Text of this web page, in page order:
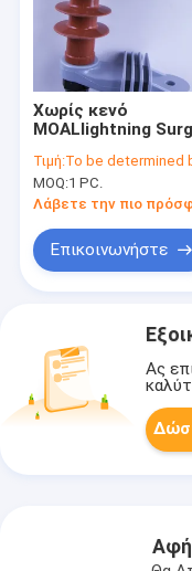
Χωρίς κενό
MOALlightning
εργοστάσιο
ενέργειας YH5WZ-
15/40.5
Τιμή:To be determined by type and
MOQ:1 PC.
Επικοινωνήστε
Ας